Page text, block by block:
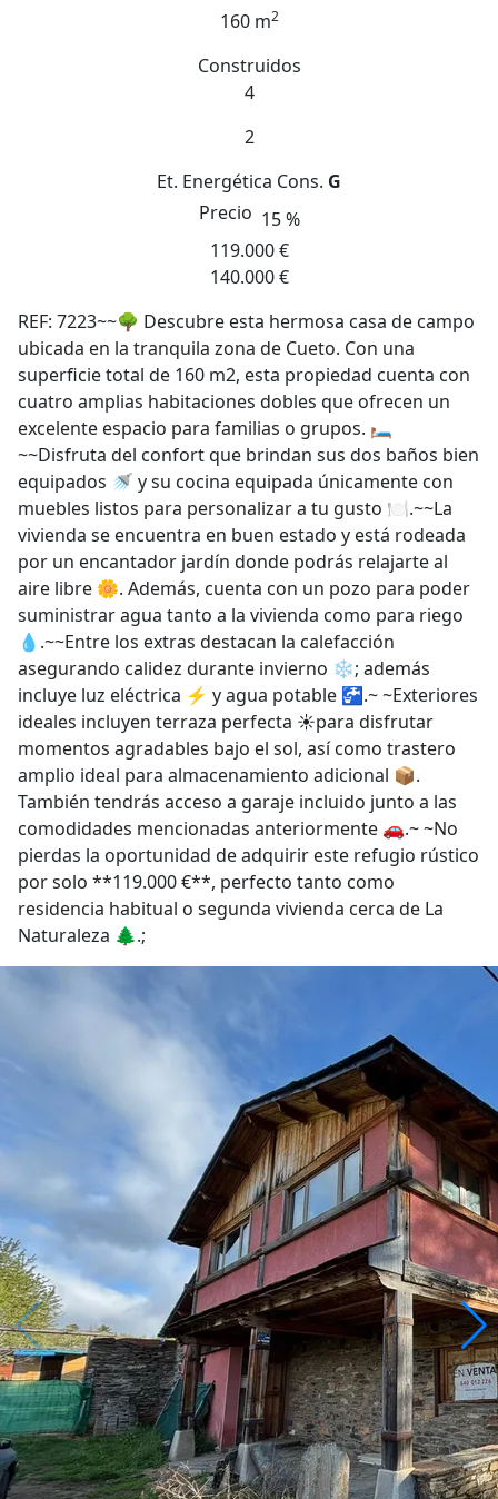
160 m2
Construidos
4
2
Et. Energética Cons. G
Precio 15 %
119.000 €
140.000 €
REF: 7223~~🌳 Descubre esta hermosa casa de campo
ubicada en la tranquila zona de Cueto. Con una
superficie total de 160 m2, esta propiedad cuenta con
cuatro amplias habitaciones dobles que ofrecen un
excelente espacio para familias o grupos. 🛏️
~~Disfruta del confort que brindan sus dos baños bien
equipados 🚿 y su cocina equipada únicamente con
muebles listos para personalizar a tu gusto 🍽️.~~La
vivienda se encuentra en buen estado y está rodeada
por un encantador jardín donde podrás relajarte al
aire libre 🌼. Además, cuenta con un pozo para poder
suministrar agua tanto a la vivienda como para riego
💧.~~Entre los extras destacan la calefacción
asegurando calidez durante invierno ❄️; además
incluye luz eléctrica ⚡ y agua potable 🚰.~ ~Exteriores
ideales incluyen terraza perfecta ☀️para disfrutar
momentos agradables bajo el sol, así como trastero
amplio ideal para almacenamiento adicional 📦.
También tendrás acceso a garaje incluido junto a las
comodidades mencionadas anteriormente 🚗.~ ~No
pierdas la oportunidad de adquirir este refugio rústico
por solo **119.000 €**, perfecto tanto como
residencia habitual o segunda vivienda cerca de La
Naturaleza 🌲.;